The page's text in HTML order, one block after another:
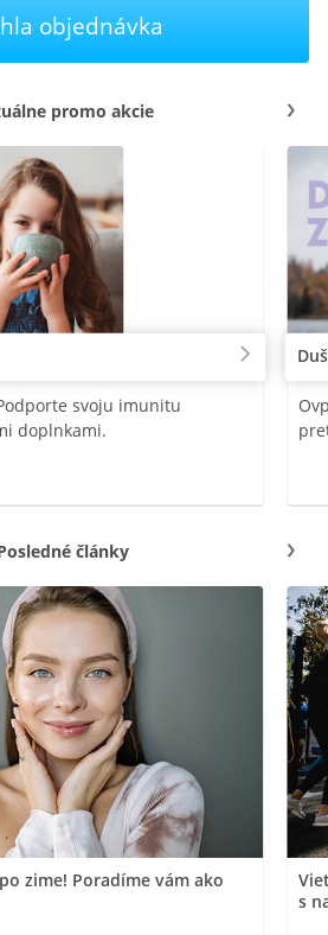
objednávka
promo akcie
svoju imunitu
doplnkami.
články
zime! Poradíme vám ako
s